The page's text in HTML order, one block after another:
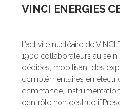
VINCI ENERGIES
L’activité nucléaire de
1900 collaborateurs au sein
dédiées, mobilisant des
complémentaires en
commande,
contrôle non